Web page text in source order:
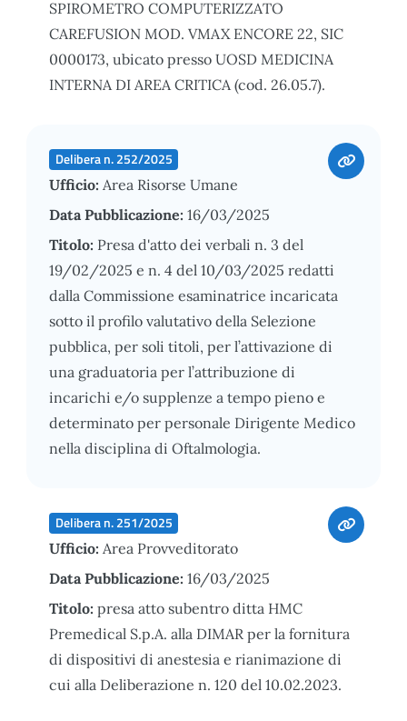
SPIROMETRO COMPUTERIZZATO
CAREFUSION MOD. VMAX ENCORE 22, SIC
0000173, ubicato presso UOSD MEDICINA
INTERNA DI AREA CRITICA (cod. 26.05.7).
Delibera n. 252/2025
Ufficio: Area Risorse Umane
Data Pubblicazione: 16/03/2025
Titolo: Presa d'atto dei verbali n. 3 del
19/02/2025 e n. 4 del 10/03/2025 redatti
dalla Commissione esaminatrice incaricata
sotto il profilo valutativo della Selezione
pubblica, per soli titoli, per l’attivazione di
una graduatoria per l’attribuzione di
incarichi e/o supplenze a tempo pieno e
determinato per personale Dirigente Medico
nella disciplina di Oftalmologia.
Delibera n. 251/2025
Ufficio: Area Provveditorato
Data Pubblicazione: 16/03/2025
Titolo: presa atto subentro ditta HMC
Premedical S.p.A. alla DIMAR per la fornitura
di dispositivi di anestesia e rianimazione di
cui alla Deliberazione n. 120 del 10.02.2023.